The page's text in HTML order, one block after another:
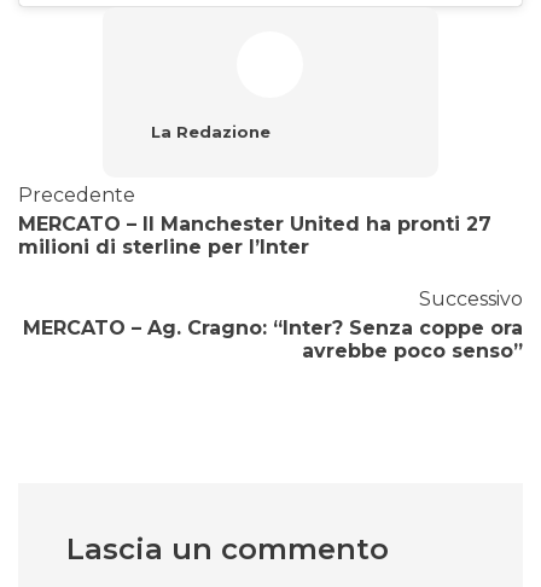
La Redazione
Precedente
MERCATO – Il Manchester United ha pronti 27
milioni di sterline per l’Inter
Successivo
MERCATO – Ag. Cragno: “Inter? Senza coppe ora
avrebbe poco senso”
Lascia un commento